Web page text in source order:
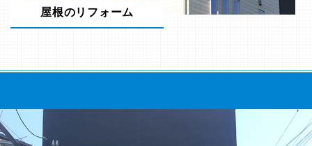
屋根のリフォーム